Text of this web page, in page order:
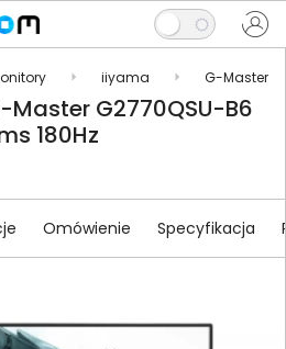
iiyama G-Master
G2770QSU-B6
180Hz
Omówienie Specyfikacja